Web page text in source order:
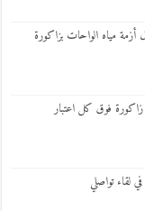
مياه الواحات بزاكورة
فوق كل اعتبار
لقاء تواصلي